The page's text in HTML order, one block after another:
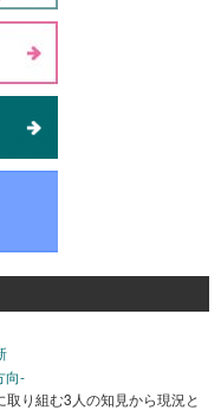
向-
り組む3人の知見から現況と